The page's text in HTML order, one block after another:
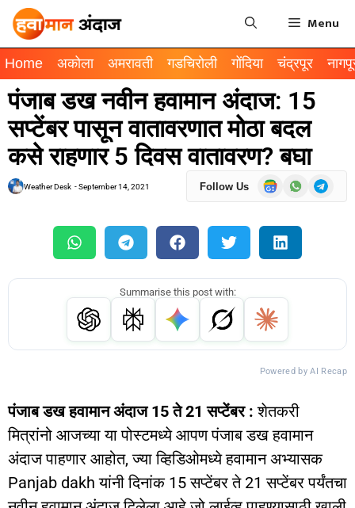
Menu
Home अकोला अमरावती गडचिरोली गोंदिया चंद्रपूर
पंजाब डख नवीन हवामान अंदाज: 15
सप्टेंबर पासून वातावरणात मोठा बदल
कसे राहणार 5 दिवस वातावरण? बघा
Weather Desk -September 14, 2021 Follow Us
Summarise this post with:
Powered by AI Recap
पंजाब डख हवामान अंदाज 15 ते 21 सप्टेंबर :शेतकरी
मित्रांनो आजच्या या पोस्टमध्ये आपण पंजाब डख हवामान
अंदाज पाहणार आहोत, ज्या व्हिडिओमध्ये हवामान अभ्यासक
Panjab dakh यांनी दिनांक 15 सप्टेंबर ते 21 सप्टेंबर पर्यंतचा